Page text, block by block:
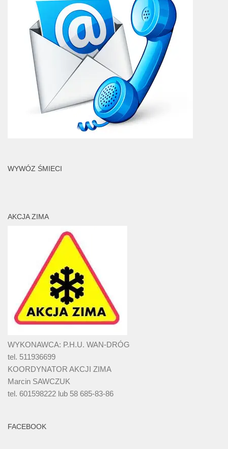
WYWÓZ ŚMIECI
AKCJA ZIMA
WYKONAWCA: P.H.U. WAN-DRÓG
tel. 511936699
KOORDYNATOR AKCJI ZIMA
Marcin SAWCZUK
tel. 601598222 lub 58 685-83-86
FACEBOOK